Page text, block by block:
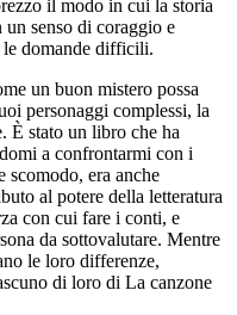
il modo in cui la storia
senso di coraggio e
le domande difficili.
un buon mistero possa
personaggi complessi, la
È stato un libro che ha
a confrontarmi con i
scomodo, era anche
al potere della letteratura
con cui fare i conti, e
da sottovalutare. Mentre
le loro differenze,
di loro di La canzone